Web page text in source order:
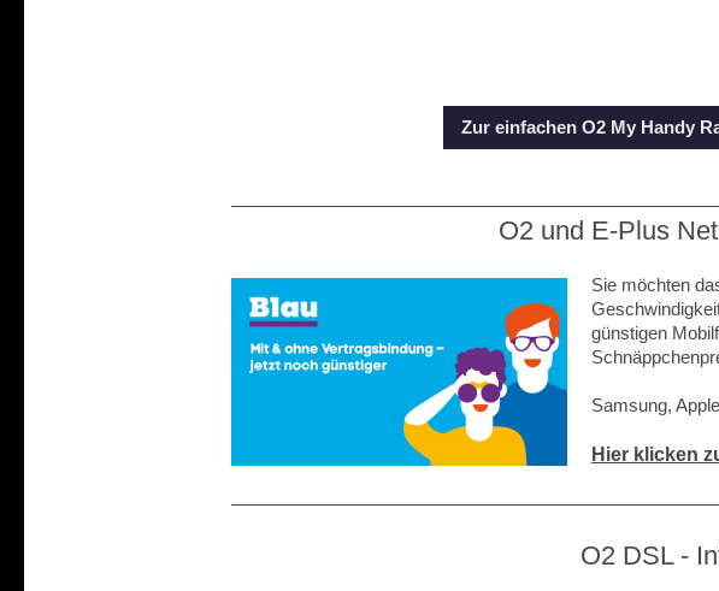
Zur einfachen O2 My Handy
O2 und E-Plus
Sie möchten
günstigen
Samsung,
Hier klicken
O2 DSL -